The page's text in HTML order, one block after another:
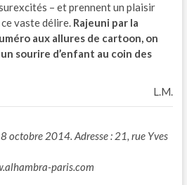
– et prennent un plaisir
vaste délire. Rajeuni par la
aux allures de cartoon, on
sourire d’enfant au coin des
L.M.
octobre 2014. Adresse : 21, rue Yves
paris.com